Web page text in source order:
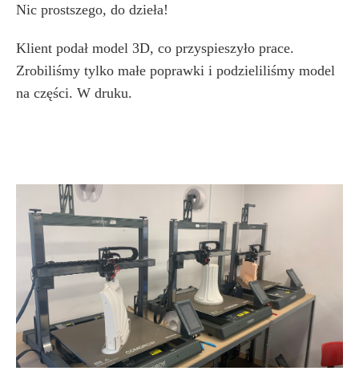
Nic prostszego, do dzieła!
Klient podał model 3D, co przyspieszyło prace.
Zrobiliśmy tylko małe poprawki i podzieliliśmy model
na części. W druku.